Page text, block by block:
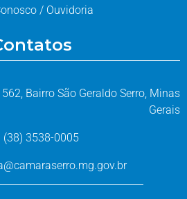
/ Ouvidoria
Bairro São Geraldo Serro, Minas
Gerais
(38) 3538-0005